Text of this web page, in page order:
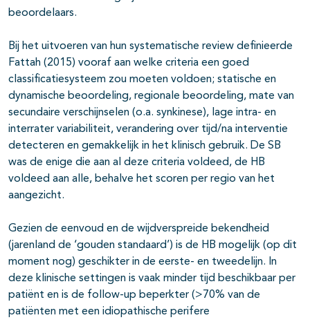
beoordelaars.
Bij het uitvoeren van hun systematische review definieerde
Fattah (2015) vooraf aan welke criteria een goed
classificatiesysteem zou moeten voldoen; statische en
dynamische beoordeling, regionale beoordeling, mate van
secundaire verschijnselen (o.a. synkinese), lage intra- en
interrater variabiliteit, verandering over tijd/na interventie
detecteren en gemakkelijk in het klinisch gebruik. De SB
was de enige die aan al deze criteria voldeed, de HB
voldeed aan alle, behalve het scoren per regio van het
aangezicht.
Gezien de eenvoud en de wijdverspreide bekendheid
(jarenland de ‘gouden standaard’) is de HB mogelijk (op dit
moment nog) geschikter in de eerste- en tweedelijn. In
deze klinische settingen is vaak minder tijd beschikbaar per
patiënt en is de follow-up beperkter (>70% van de
patiënten met een idiopathische perifere